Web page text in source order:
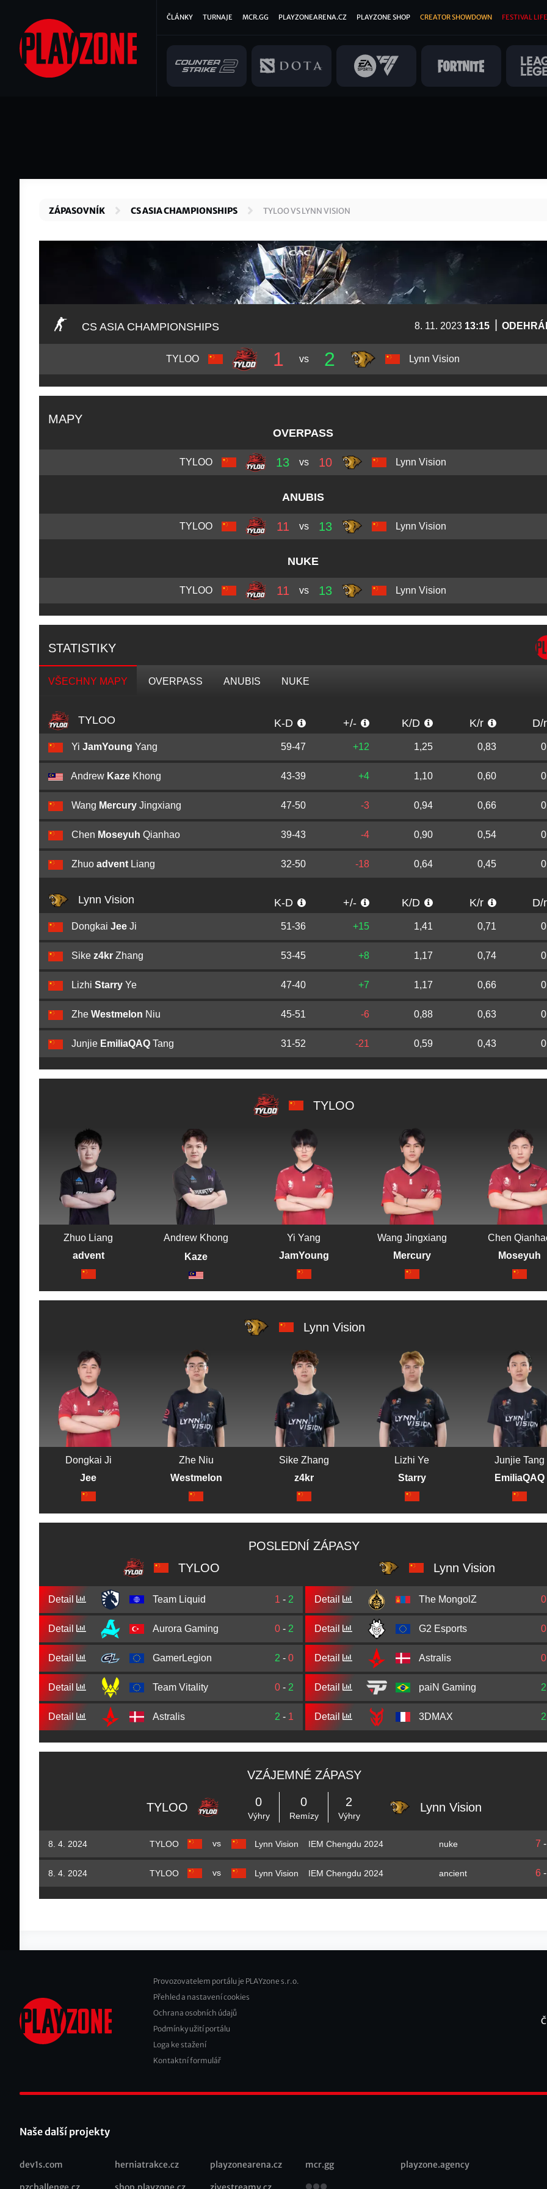
hlavnímu
obsahu
Hlavní
ČLÁNKY TURNAJE MCR.GG PLAYZONEARENA.CZ PLAYZONE SHOP CREATOR SHOWDOWN FESTIVAL
ZÁPASOVNÍK CS ASIA CHAMPIONSHIPS TYLOO VS LYNN VISION
CS ASIA CHAMPIONSHIPS 8. 11. 2023 13:15
TYLOO 1 vs 2 Lynn Vision
MAPY
OVERPASS
TYLOO 13 vs 10 Lynn Vision
ANUBIS
TYLOO 11 vs 13 Lynn Vision
NUKE
TYLOO 11 vs 13 Lynn Vision
STATISTIKY
VŠECHNY MAPY OVERPASS ANUBIS NUKE
TYLOO K-D +/- K/D K/r
Yi JamYoung Yang 59-47 +12 1,25 0,83
Andrew Kaze Khong 43-39 +4 1,10 0,60
Wang Mercury Jingxiang 47-50 -3 0,94 0,66
Chen Moseyuh Qianhao 39-43 -4 0,90 0,54
Zhuo advent Liang 32-50 -18 0,64 0,45
Lynn Vision K-D +/- K/D K/r
Dongkai Jee Ji 51-36 +15 1,41 0,71
Sike z4kr Zhang 53-45 +8 1,17 0,74
Lizhi Starry Ye 47-40 +7 1,17 0,66
Zhe Westmelon Niu 45-51 -6 0,88 0,63
Junjie EmiliaQAQ Tang 31-52 -21 0,59 0,43
TYLOO
Zhuo Liang
advent
Andrew Khong
Kaze
Yi Yang
JamYoung
Wang Jingxiang
Mercury
Chen
Moseyuh
Lynn Vision
Dongkai Ji
Jee
Zhe Niu
Westmelon
Sike Zhang
z4kr
Lizhi Ye
Starry
Junjie Tang
EmiliaQAQ
POSLEDNÍ ZÁPASY
TYLOO
Lynn Vision
Detail Team Liquid 1 - 2
Detail Aurora Gaming 0 - 2
Detail GamerLegion 2 - 0
Detail Team Vitality 0 - 2
Detail Astralis 2 - 1
Detail The MongolZ 0
Detail G2 Esports 0
Detail Astralis 0
Detail paiN Gaming 2
Detail 3DMAX 2
VZÁJEMNÉ ZÁPASY
TYLOO 0
Výhry
0
Remízy
2
Výhry
Lynn Vision
8. 4. 2024 TYLOO vs Lynn Vision IEM Chengdu 2024 nuke 7
8. 4. 2024 TYLOO vs Lynn Vision IEM Chengdu 2024 ancient 6
Footer
2
Provozovatelem portálu je PLAYzone s.r.o.
Přehled a nastavení cookies
Ochrana osobních údajů
Podmínky užití portálu
Loga ke stažení
Kontaktní formulář
Naše další projekty
Recommended
dev1s.com herniatrakce.cz playzonearena.cz mcr.gg playzone.agency